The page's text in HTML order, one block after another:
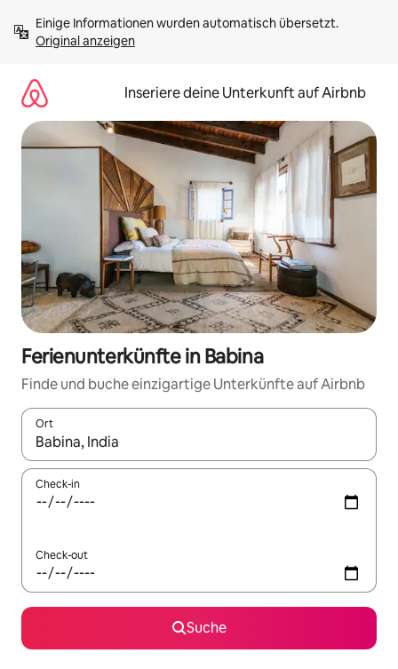
Inhalten
springenOriginal anzeigen
Inseriere deine Unterkunft auf Airbnb
Ferienunterkünfte in Babina
Finde und buche einzigartige Unterkünfte auf Airbnb
Ort
Wenn Ergebnisse verfügbar sind, navigiere mit den
Check-in
Check-out
Suche